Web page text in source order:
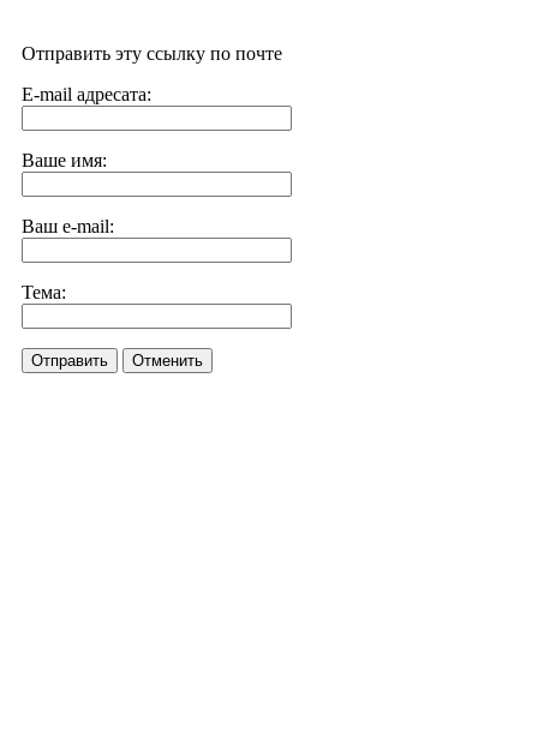
Отправить эту ссылку по почте
E-mail адресата:
Ваше имя:
Ваш e-mail:
Тема:
Отправить Отменить